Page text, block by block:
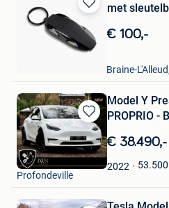
Bewaren
in
Mijn
Favorieten
met
€ 100,-
Waterloo + Partie De Braine-
Bewaren
in
Mijn
Favorieten
Model Y
PROPRIO -
€ 38.490,-
2022 53.500
JWS Automotive
Profondeville